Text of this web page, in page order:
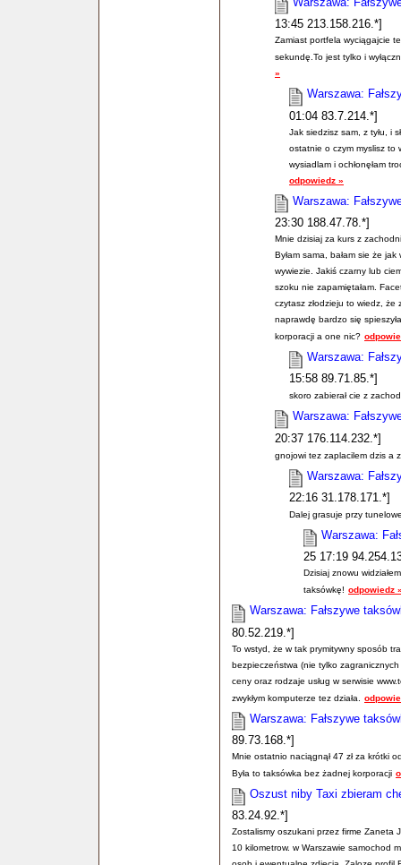
Warszawa:
13:45 213.158.216.*]
Zamiast portfela wyciągajcie
sekundę.To jest tylko i
»
Warszawa:
01:04 83.7.214.*]
Jak siedzisz sam, z tyłu, i
ostatnie o czym myslisz to
wysiadlam i ochłonęłam
odpowiedz »
Warszawa:
23:30 188.47.78.*]
Mnie dzisiaj za kurs z
Byłam sama, bałam sie że
wywiezie. Jakiś czarny lub
szoku nie zapamiętałam.
czytasz złodzieju to wiedz, że
naprawdę bardzo się
korporacji a one nic?
Warszawa:
15:58 89.71.85.*]
skoro zabierał cie z
Warszawa:
20:37 176.114.232.*]
gnojowi tez zaplacilem dzis a
Warszawa:
22:16 31.178.171.*]
Dalej grasuje przy
Warszawa:
25 17:19
Dzisiaj znowu
taksówkę! odpowiedz
Warszawa: Fałszywe
80.52.219.*]
To wstyd, że w tak prymitywny sposób
bezpieczeństwa (nie tylko
ceny oraz rodzaje usług w serwisie
zwykłym komputerze tez działa.
Warszawa: Fałszywe
89.73.168.*]
Mnie ostatnio naciągnął 47 zł za krótki
Była to taksówka bez żadnej korporacji
Oszust niby Taxi zbieram
83.24.92.*]
Zostalismy oszukani przez firme Zaneta
10 kilometrow. w Warszawie samochod